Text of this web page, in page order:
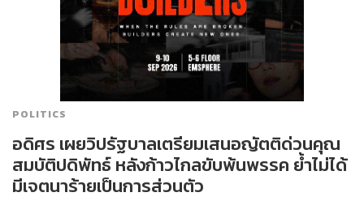
POLITICS
อดิศร เผยวิปรัฐบาลเตรียมเสนอญัตติด่วนคุณ
สมบัติปดิพัทธ์ หลังก้าวไกลขับพ้นพรรค ย้ำไม่ได้
มีเจตนาร้ายเป็นการส่วนตัว